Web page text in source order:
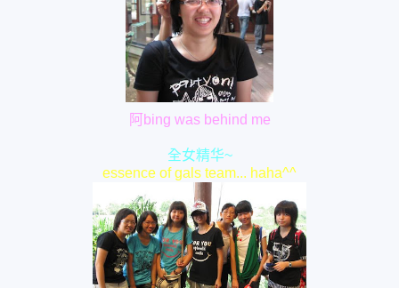
阿bing was behind me
全女精华~
essence of gals team... haha^^